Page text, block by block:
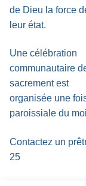
de Dieu la force
leur état.
Une célébration
communautaire
sacrement est
organisée une
paroissiale du
Contactez un
25